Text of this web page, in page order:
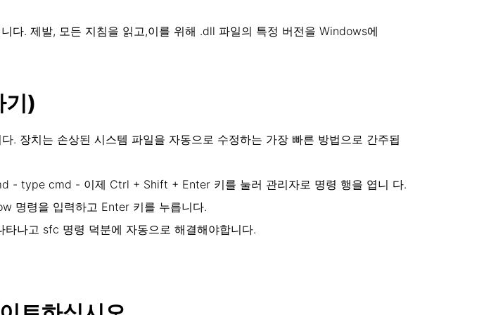
다. 제발, 모든 지침을 읽고,이를 위해 .dll 파일의 특정 버전을 Windows에
기)
장치는 손상된 시스템 파일을 자동으로 수정하는 가장 빠른 방법으로 간주됩
- type cmd - 이제 Ctrl + Shift + Enter 키를 눌러 관리자로 명령 행을 엽니 다.
명령을 입력하고 Enter 키를 누릅니다.
나고 sfc 명령 덕분에 자동으로 해결해야합니다.